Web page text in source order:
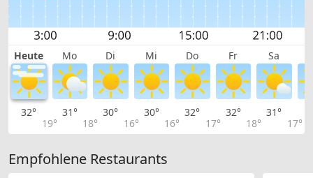
Heute Mo Di Mi Do Fr Sa
32°
19°
31°
18°
30°
16°
30°
16°
32°
17°
32°
18°
31°
17°
Empfohlene Restaurants